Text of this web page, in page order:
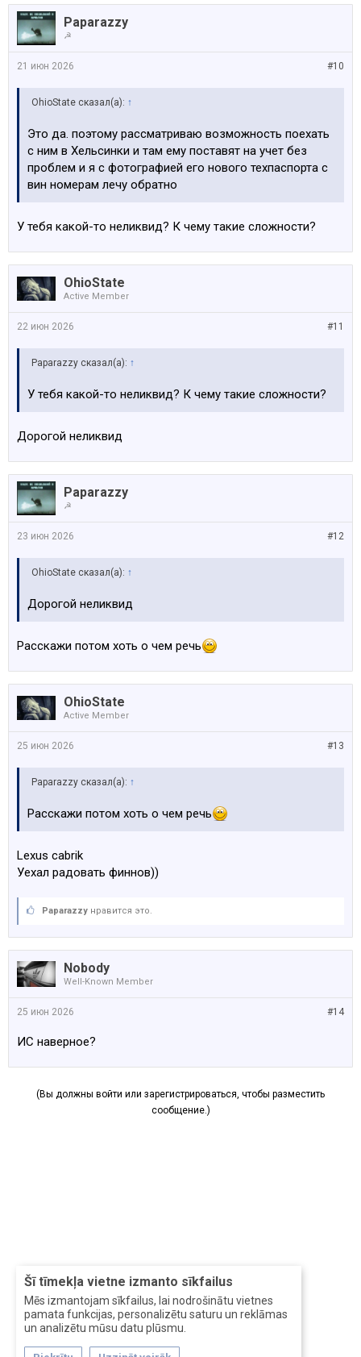
Šī tīmekļa vietne izmanto sīkfailus
Mēs izmantojam sīkfailus, lai nodrošinātu vietnes
pamata funkcijas, personalizētu saturu un reklāmas
un analizētu mūsu datu plūsmu.
Paparazzy
☭
#10
21 июн 2026
OhioState сказал(а): ↑
Это да. поэтому рассматриваю возможность поехать
с ним в Хельсинки и там ему поставят на учет без
проблем и я с фотографией его нового техпаспорта с
вин номерам лечу обратно
У тебя какой-то неликвид? К чему такие сложности?
OhioState
Active Member
#11
22 июн 2026
Paparazzy сказал(а): ↑
У тебя какой-то неликвид? К чему такие сложности?
Дорогой неликвид
Paparazzy
☭
#12
23 июн 2026
OhioState сказал(а): ↑
Дорогой неликвид
Расскажи потом хоть о чем речь
OhioState
Active Member
#13
25 июн 2026
Paparazzy сказал(а): ↑
Расскажи потом хоть о чем речь
Lexus cabrik
Уехал радовать финнов))
Paparazzy нравится это.
Nobody
Well-Known Member
#14
25 июн 2026
ИС наверное?
(Вы должны войти или зарегистрироваться, чтобы разместить
сообщение.)